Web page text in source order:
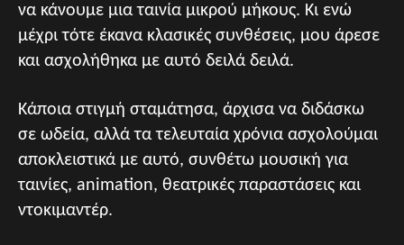
να κάνουμε μια ταινία μικρού μήκους. Κι ενώ
μέχρι τότε έκανα κλασικές συνθέσεις, μου άρεσε
και ασχολήθηκα με αυτό δειλά δειλά.
Κάποια στιγμή σταμάτησα, άρχισα να διδάσκω
σε ωδεία, αλλά τα τελευταία χρόνια ασχολούμαι
αποκλειστικά με αυτό, συνθέτω μουσική για
ταινίες, animation, θεατρικές παραστάσεις και
ντοκιμαντέρ.